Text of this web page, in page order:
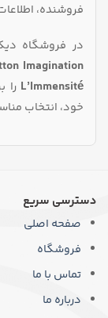
فروشنده،
در فروشگاه
L’Immensité را
خود، انتخاب
دسترسی سریع
صفحه اصلی
فروشگاه
تماس با ما
درباره ما